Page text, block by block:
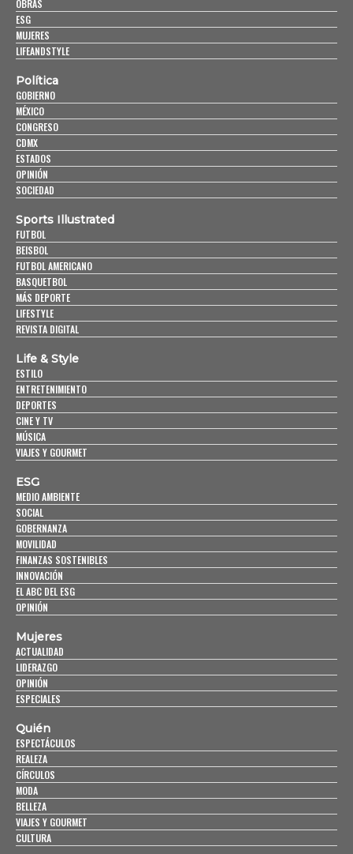
OBRAS
ESG
MUJERES
LIFEANDSTYLE
Política
GOBIERNO
MÉXICO
CONGRESO
CDMX
ESTADOS
OPINIÓN
SOCIEDAD
Sports Illustrated
FUTBOL
BEISBOL
FUTBOL AMERICANO
BASQUETBOL
MÁS DEPORTE
LIFESTYLE
REVISTA DIGITAL
Life & Style
ESTILO
ENTRETENIMIENTO
DEPORTES
CINE Y TV
MÚSICA
VIAJES Y GOURMET
ESG
MEDIO AMBIENTE
SOCIAL
GOBERNANZA
MOVILIDAD
FINANZAS SOSTENIBLES
INNOVACIÓN
EL ABC DEL ESG
OPINIÓN
Mujeres
ACTUALIDAD
LIDERAZGO
OPINIÓN
ESPECIALES
Quién
ESPECTÁCULOS
REALEZA
CÍRCULOS
MODA
BELLEZA
VIAJES Y GOURMET
CULTURA